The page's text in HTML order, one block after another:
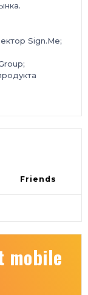
Sign.Me;
Friends
mobile